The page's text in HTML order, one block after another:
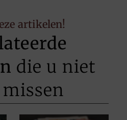
artikelen!
die u niet